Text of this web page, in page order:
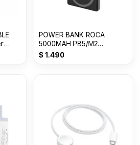
POWER BANK ROCA
5000MAH PB5/M2
MAGNETICO TIPO/C 3A
$ 1.490